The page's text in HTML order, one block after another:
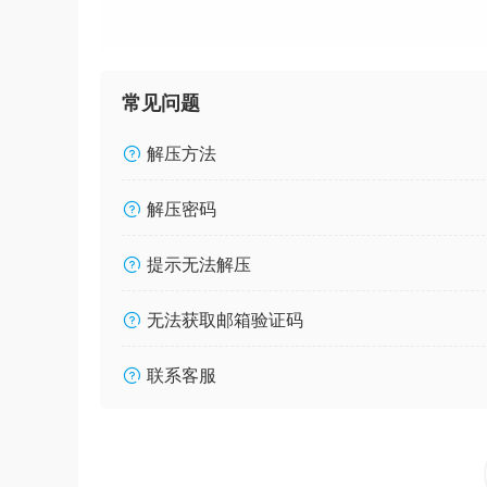
常见问题
解压方法
解压密码
提示无法解压
无法获取邮箱验证码
联系客服